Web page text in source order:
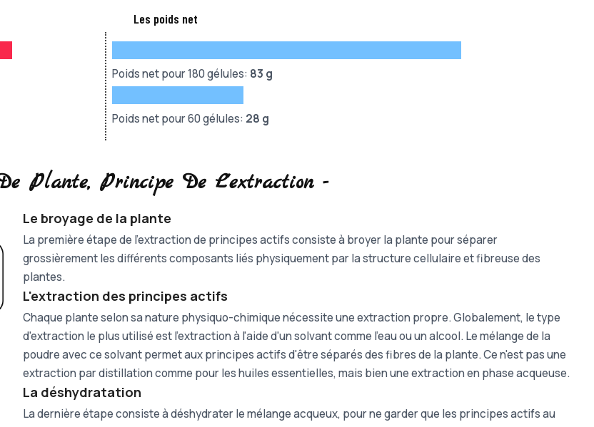
Les poids net
Poids net pour 180 gélules: 83 g
Poids net pour 60 gélules: 28 g
Plante, Principe De L'extraction -
Le broyage de la plante
La première étape de l'extraction de principes actifs consiste à broyer la plante pour séparer
grossièrement les différents composants liés physiquement par la structure cellulaire et fibreuse des
plantes.
L'extraction des principes actifs
Chaque plante selon sa nature physiquo-chimique nécessite une extraction propre. Globalement, le type
d'extraction le plus utilisé est l'extraction à l'aide d'un solvant comme l'eau ou un alcool. Le mélange de la
poudre avec ce solvant permet aux principes actifs d'être séparés des fibres de la plante. Ce n'est pas une
extraction par distillation comme pour les huiles essentielles, mais bien une extraction en phase acqueuse.
La déshydratation
La dernière étape consiste à déshydrater le mélange acqueux, pour ne garder que les principes actifs au